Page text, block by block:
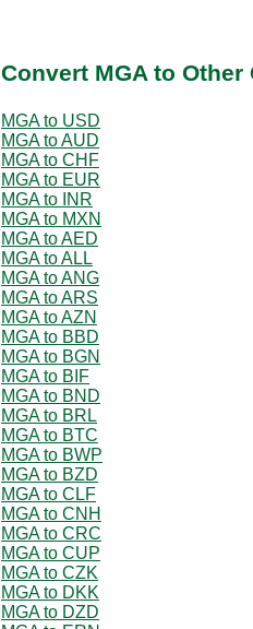
Convert MGA to
MGA to USD
MGA to AUD
MGA to CHF
MGA to EUR
MGA to INR
MGA to MXN
MGA to AED
MGA to ALL
MGA to ANG
MGA to ARS
MGA to AZN
MGA to BBD
MGA to BGN
MGA to BIF
MGA to BND
MGA to BRL
MGA to BTC
MGA to BWP
MGA to BZD
MGA to CLF
MGA to CNH
MGA to CRC
MGA to CUP
MGA to CZK
MGA to DKK
MGA to DZD